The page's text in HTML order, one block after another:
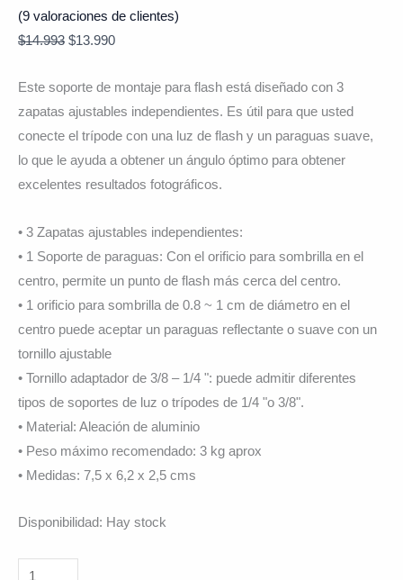
(9 valoraciones de clientes)
$14.993 $13.990
Este soporte de montaje para flash está diseñado con 3
zapatas ajustables independientes. Es útil para que usted
conecte el trípode con una luz de flash y un paraguas suave,
lo que le ayuda a obtener un ángulo óptimo para obtener
excelentes resultados fotográficos.
• 3 Zapatas ajustables independientes:
• 1 Soporte de paraguas: Con el orificio para sombrilla en el
centro, permite un punto de flash más cerca del centro.
• 1 orificio para sombrilla de 0.8 ~ 1 cm de diámetro en el
centro puede aceptar un paraguas reflectante o suave con un
tornillo ajustable
• Tornillo adaptador de 3/8 – 1/4 ": puede admitir diferentes
tipos de soportes de luz o trípodes de 1/4 "o 3/8".
• Material: Aleación de aluminio
• Peso máximo recomendado: 3 kg aprox
• Medidas: 7,5 x 6,2 x 2,5 cms
Disponibilidad: Hay stock